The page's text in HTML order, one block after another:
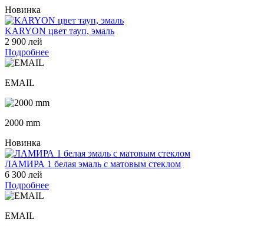
Новинка
KARYON цвет тауп, эмаль
2 900 лей
Подробнее
EMAIL
2000 mm
Новинка
ЛАМИРА 1 белая эмаль с матовым стеклом
6 300 лей
Подробнее
EMAIL